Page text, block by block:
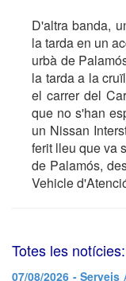
D'altra banda,
la tarda en un
urbà de
la tarda a la
el carrer del
que no s'han
un Nissan
ferit lleu que va
de Palamós,
Vehicle
Totes les notícies:
07/08/2026 - Serveis